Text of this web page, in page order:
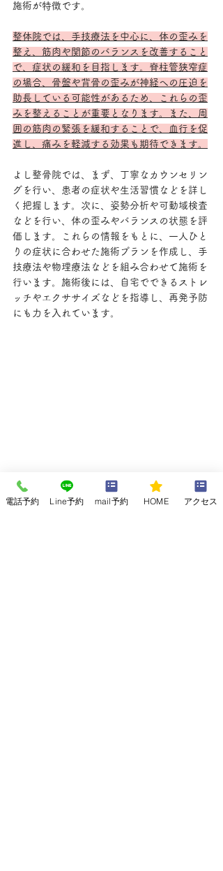
施術が特徴です。
整体院では、手技療法を中心に、体の歪みを
整え、筋肉や関節のバランスを改善すること
で、症状の緩和を目指します。脊柱管狭窄症
の場合、骨盤や背骨の歪みが神経への圧迫を
助長している可能性があるため、これらの歪
みを整えることが重要となります。また、周
囲の筋肉の緊張を緩和することで、血行を促
進し、痛みを軽減する効果も期待できます。
よし整骨院では、まず、丁寧なカウンセリン
グを行い、患者の症状や生活習慣などを詳し
く把握します。次に、姿勢分析や可動域検査
などを行い、体の歪みやバランスの状態を評
価します。これらの情報をもとに、一人ひと
りの症状に合わせた施術プランを作成し、手
技療法や物理療法などを組み合わせて施術を
行います。施術後には、自宅でできるストレ
ッチやエクササイズなどを指導し、再発予防
にも力を入れています。
電話予約 Line予約 mail予約 HOME アクセス